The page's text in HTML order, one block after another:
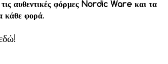
τις αυθεντικές φόρμες Nordic Ware και τα
κάθε φορά.